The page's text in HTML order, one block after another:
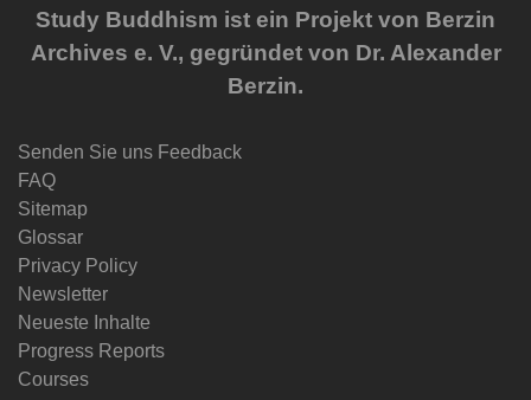
Study Buddhism ist ein Projekt von Berzin
Archives e. V., gegründet von Dr. Alexander
Berzin.
Senden Sie uns Feedback
FAQ
Sitemap
Glossar
Privacy Policy
Newsletter
Neueste Inhalte
Progress Reports
Courses